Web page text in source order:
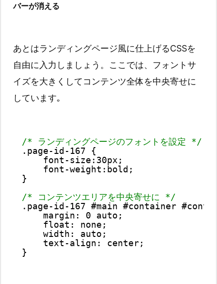
バーが消える
あとはランディングページ風に仕上げるCSSを
自由に入力しましょう。ここでは、フォントサ
イズを大きくしてコンテンツ全体を中央寄せに
しています｡
/* ランディングページのフォントを設定 */
.page-id-167 {
font-size:30px;
font-weight:bold;
}
/* コンテンツエリアを中央寄せに */
.page-id-167 #main #container
margin: 0 auto;
float: none;
width: auto;
text-align: center;
}